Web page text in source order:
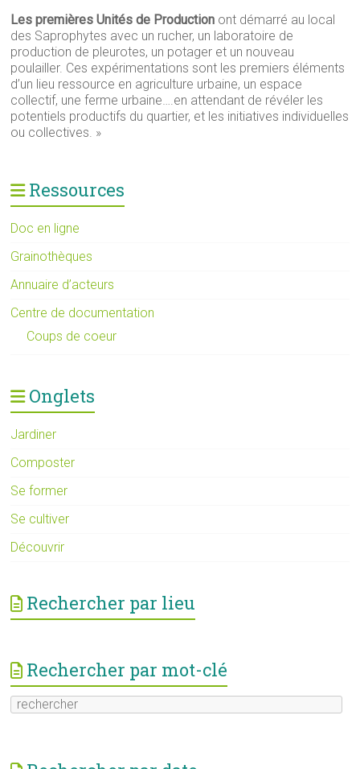
Les premières Unités de Production ont démarré au local
des Saprophytes avec un rucher, un laboratoire de
production de pleurotes, un potager et un nouveau
poulailler. Ces expérimentations sont les premiers éléments
d’un lieu ressource en agriculture urbaine, un espace
collectif, une ferme urbaine….en attendant de révéler les
potentiels productifs du quartier, et les initiatives individuelles
ou collectives. »
Ressources
Doc en ligne
Grainothèques
Annuaire d’acteurs
Centre de documentation
Coups de coeur
Onglets
Jardiner
Composter
Se former
Se cultiver
Découvrir
Rechercher par lieu
Rechercher par mot-clé